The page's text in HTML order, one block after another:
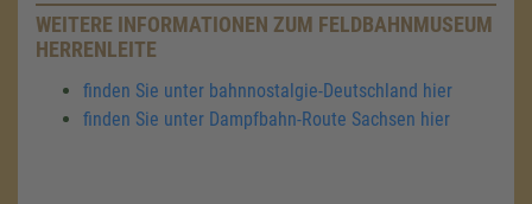
WEITERE INFORMATIONEN ZUM FELDBAHNMUSEUM
HERRENLEITE
finden Sie unter bahnnostalgie-Deutschland hier
finden Sie unter Dampfbahn-Route Sachsen hier